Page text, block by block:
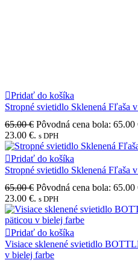
Pridať do košíka
Stropné svietidlo Sklenená Fľaša
65.00€ Pôvodná cena bola: 65.00
23.00 €. s DPH
Pridať do košíka
Stropné svietidlo Sklenená Fľaša
65.00€ Pôvodná cena bola: 65.00
23.00 €. s DPH
Pridať do košíka
Visiace sklenené svietidlo
v bielej farbe